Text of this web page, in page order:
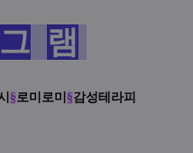
그 램
§로미로미 §감성테라피